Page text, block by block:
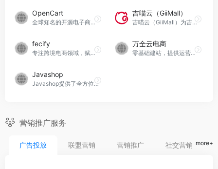
OpenCart
全球知名的开源电子商务建站系统
吉喵云（GiiMall）
吉喵云（GiiMall）为吉宏股份（代码：002803）子公司，能够为卖家提供独立站全链路服务和平台跨境电商解决方案，坚持以数字化赋能中国DTC品牌乘风出海，助力跨境电商业务实现“超级增长”。
fecify
专注跨境电商领域，赋能企业出海
万全云电商
零基础建站，提供运营培训和一对一客户指导
Javashop
Javashop提供了全方位的电商产品，涵盖了B2C、B2B2C、S2B2C、O2O、连锁店以及社区团等多种场景，为企业提供灵活多样的选择，以满足不同行业和业务模式的需求。易族智汇在国内外积极服务于一系列大型企业，其中包括一汽集团、京东方集团、鱼跃医疗、吉利集团、平安银行等知名企业，展现了其在电商领域的卓越实力。
营销推广服务
广告投放 联盟营销 营销推广 社交营销 more+